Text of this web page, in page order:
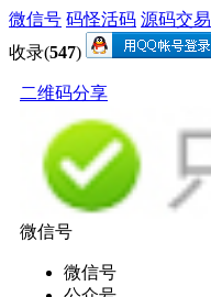
微信号 码怪活码 源码交易
收录(547)
二维码分享
微信号
微信号